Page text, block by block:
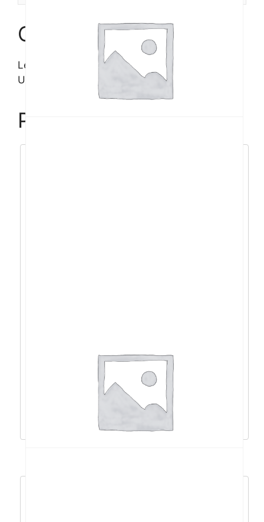
Opis
Lenovo T14s Gen5
U7/16GB/512GB/14”WUXGA/W11P
Povezani proizvodi
365/32GB/1TB/14″FHD/W11 – NX.J1CEX.002
1.798,88€ 1.618,99
Dodaj u košaricu